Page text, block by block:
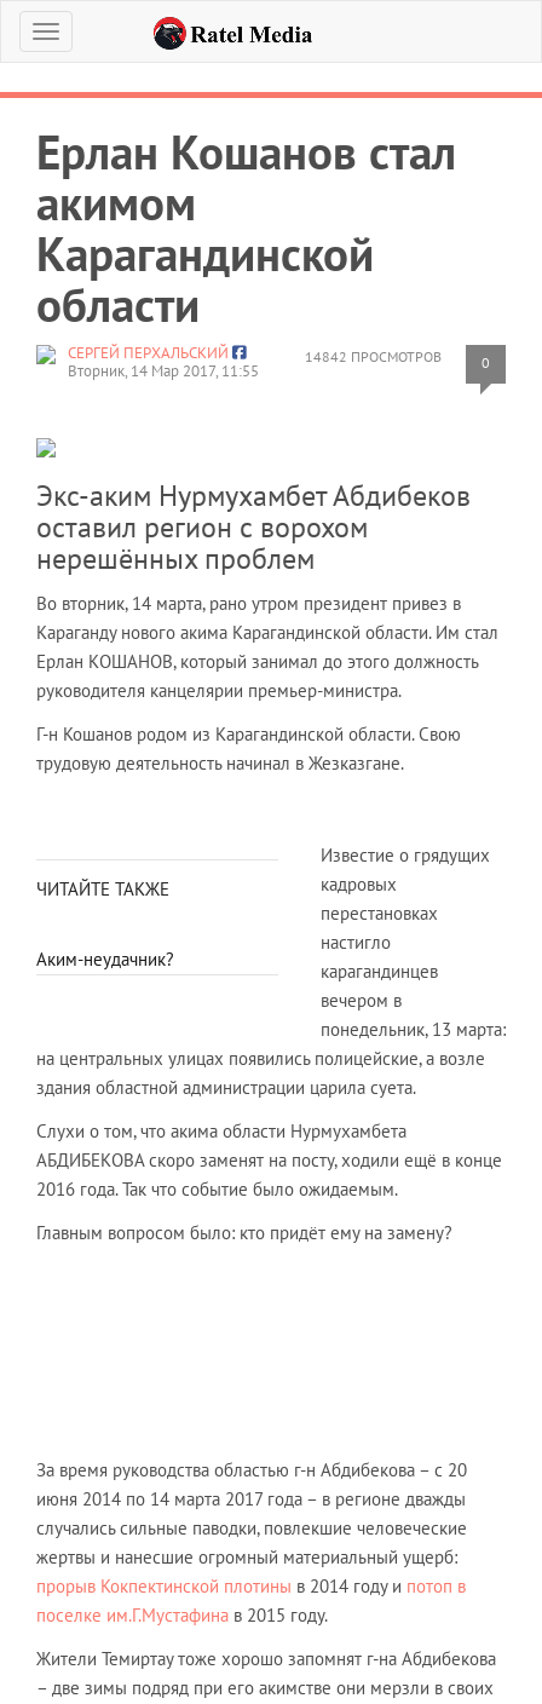
Меню
Ерлан Кошанов стал
акимом
Карагандинской
области
14842 ПРОСМОТРОВ 0
СЕРГЕЙ ПЕРХАЛЬСКИЙ
Вторник, 14 Мар 2017, 11:55
Экс-аким Нурмухамбет Абдибеков
оставил регион с ворохом
нерешённых проблем
Во вторник, 14 марта, рано утром президент привез в
Караганду нового акима Карагандинской области. Им стал
Ерлан КОШАНОВ, который занимал до этого должность
руководителя канцелярии премьер-министра.
Г-н Кошанов родом из Карагандинской области. Свою
трудовую деятельность начинал в Жезказгане.
ЧИТАЙТЕ ТАКЖЕ
Аким-неудачник?
Известие о грядущих
кадровых
перестановках
настигло
карагандинцев
вечером в
понедельник, 13 марта:
на центральных улицах появились полицейские, а возле
здания областной администрации царила суета.
Слухи о том, что акима области Нурмухамбета
АБДИБЕКОВА скоро заменят на посту, ходили ещё в конце
2016 года. Так что событие было ожидаемым.
Главным вопросом было: кто придёт ему на замену?
За время руководства областью г-н Абдибекова – с 20
июня 2014 по 14 марта 2017 года – в регионе дважды
случались сильные паводки, повлекшие человеческие
жертвы и нанесшие огромный материальный ущерб:
прорыв Кокпектинской плотины в 2014 году и потоп в
поселке им.Г.Мустафина в 2015 году.
Жители Темиртау тоже хорошо запомнят г-на Абдибекова
– две зимы подряд при его акимстве они мерзли в своих